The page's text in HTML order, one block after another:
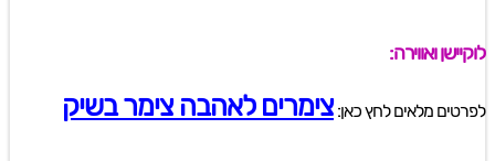
לוקיישן ואווירה:
לפרטים מלאים לחץ כאן:צימרים לאהבה צימר בשיק